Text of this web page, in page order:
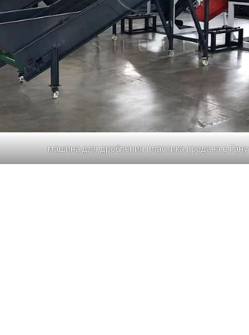
машина для дробления пластика продана в Гану